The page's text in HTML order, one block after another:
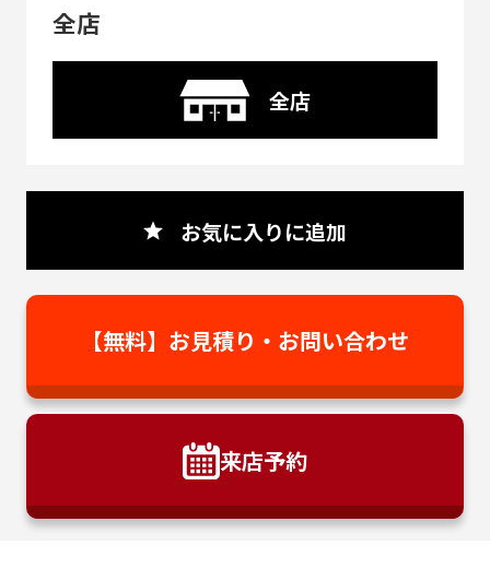
全店
全店
お気に入りに追加
【無料】お見積り・ お問い合わせ
来店予約